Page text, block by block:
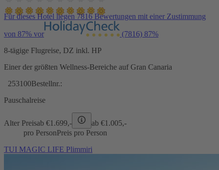
Für dieses Hotel liegen 7816 Bewertungen mit einer Zustimmung
von 87% vor (7816) 87%
8-tägige Flugreise, DZ inkl. HP
Einer der größten Wellness-Bereiche auf Gran Canaria
253100Bestellnr.:
Pauschalreise
Alter Preisab €1.699,- ab €1.005,-
pro PersonPreis pro Person
TUI MAGIC LIFE Plimmiri